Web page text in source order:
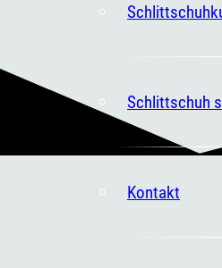
Schlittschuh
Kontakt